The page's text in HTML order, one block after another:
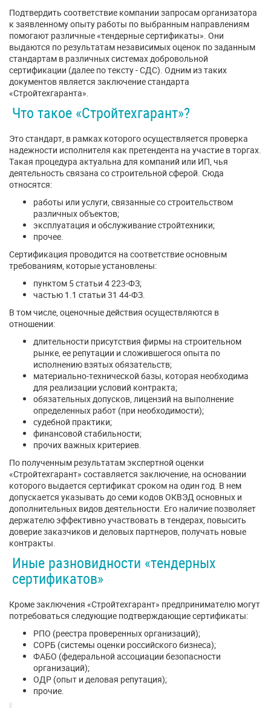
Подтвердить соответствие компании запросам организатора
к заявленному опыту работы по выбранным направлениям
помогают различные «тендерные сертификаты». Они
выдаются по результатам независимых оценок по заданным
стандартам в различных системах добровольной
сертификации (далее по тексту - СДС). Одним из таких
документов является заключение стандарта
«Стройтехгаранта».
Что такое «Стройтехгарант»?
Это стандарт, в рамках которого осуществляется проверка
надежности исполнителя как претендента на участие в торгах.
Такая процедура актуальна для компаний или ИП, чья
деятельность связана со строительной сферой. Сюда
относятся:
работы или услуги, связанные со строительством
различных объектов;
эксплуатация и обслуживание стройтехники;
прочее.
Сертификация проводится на соответствие основным
требованиям, которые установлены:
пунктом 5 статьи 4 223-ФЗ;
частью 1.1 статьи 31 44-ФЗ.
В том числе, оценочные действия осуществляются в
отношении:
длительности присутствия фирмы на строительном
рынке, ее репутации и сложившегося опыта по
исполнению взятых обязательств;
материально-технической базы, которая необходима
для реализации условий контракта;
обязательных допусков, лицензий на выполнение
определенных работ (при необходимости);
судебной практики;
финансовой стабильности;
прочих важных критериев.
По полученным результатам экспертной оценки
«Стройтехгарант» составляется заключение, на основании
которого выдается сертификат сроком на один год. В нем
допускается указывать до семи кодов ОКВЭД основных и
дополнительных видов деятельности. Его наличие позволяет
держателю эффективно участвовать в тендерах, повысить
доверие заказчиков и деловых партнеров, получать новые
контракты.
Иные разновидности «тендерных
сертификатов»
Кроме заключения «Стройтехгарант» предпринимателю могут
потребоваться следующие подтверждающие сертификаты:
РПО (реестра проверенных организаций);
СОРБ (системы оценки российского бизнеса);
ФАБО (федеральной ассоциации безопасности
организаций);
ОДР (опыт и деловая репутация);
прочие.